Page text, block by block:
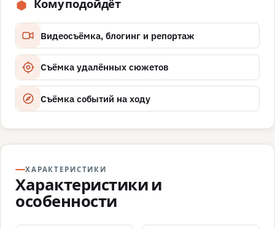
Кому подойдёт
Видеосъёмка, блогинг и репортаж
Съёмка удалённых сюжетов
Съёмка событий на ходу
ХАРАКТЕРИСТИКИ
Характеристики и
особенности